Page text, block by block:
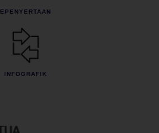
EPENYERTAAN
INFOGRAFIK